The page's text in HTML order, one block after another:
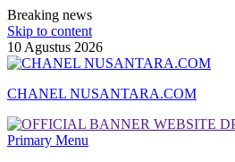
Breaking news
Skip to content
10 Agustus 2026
CHANEL NUSANTARA.COM
Primary Menu